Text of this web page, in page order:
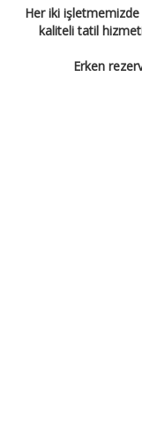
Her iki
kaliteli tatil
Erken